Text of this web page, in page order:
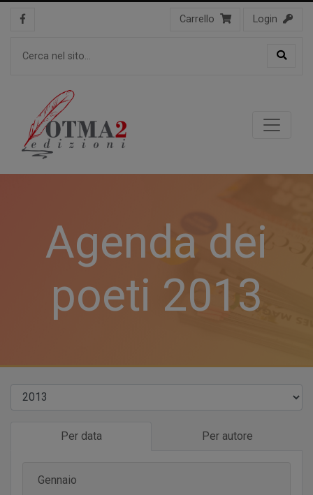
Carrello Login
Agenda dei
poeti 2013
Per data Per autore
Gennaio